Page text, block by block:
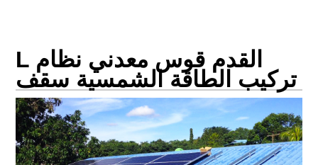
L القدم قوس معدني نظام
تركيب الطاقة الشمسية سقف